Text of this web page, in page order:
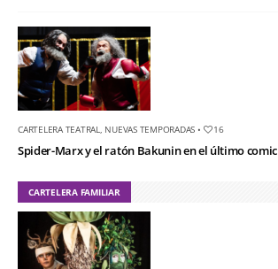
CARTELERA TEATRAL NUEVAS TEMPORADAS • 16
Spider-Marx y el ratón Bakunin en el último comic
CARTELERA FAMILIAR